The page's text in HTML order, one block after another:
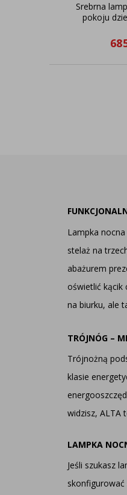
Srebrna
pokoju
Lampka
stelaż na
abażurem
oświetlić
na biurku, ale
TRÓJNÓG –
Trójnożną
klasie
widzisz, ALTA
LAMPKA
Jeśli szukasz